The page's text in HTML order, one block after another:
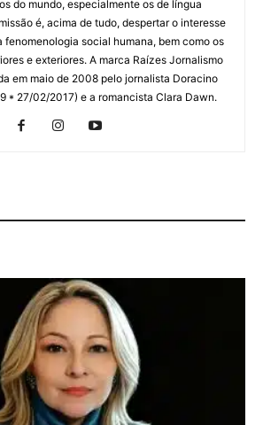
do mundo, especialmente os de língua
é, acima de tudo, despertar o interesse
fenomenologia social humana, bem como os
e exteriores. A marca Raízes Jornalismo
em maio de 2008 pelo jornalista Doracino
* 27/02/2017) e a romancista Clara Dawn.